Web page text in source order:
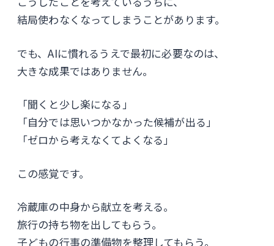
結局使わなくなってしまうことがあります。
でも、AIに慣れるうえで最初に必要なのは、
大きな成果ではありません。
「聞くと少し楽になる」
「自分では思いつかなかった候補が出る」
「ゼロから考えなくてよくなる」
この感覚です。
冷蔵庫の中身から献立を考える。
旅行の持ち物を出してもらう。
子どもの行事の準備物を整理してもらう。